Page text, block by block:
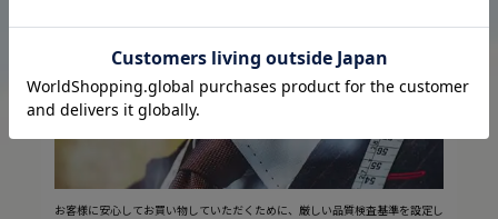
お客様に安心してお買い物していただくために、厳しい品質検査基準を設定し